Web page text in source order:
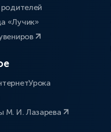
«Лучик»
М. И. Лазарева